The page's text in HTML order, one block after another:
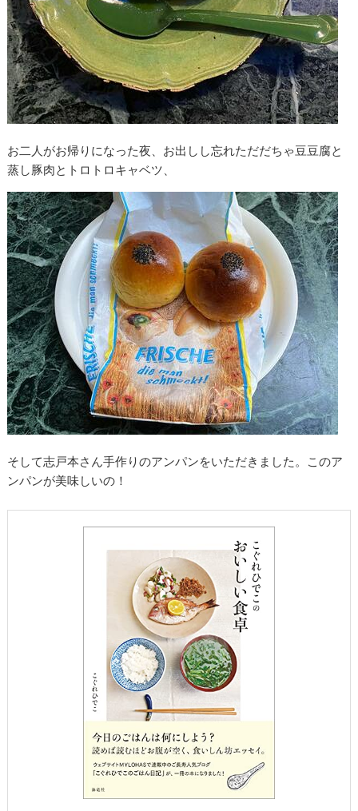
お二人がお帰りになった夜、お出しし忘れただだちゃ豆豆腐と
蒸し豚肉とトロトロキャベツ、
そして志戸本さん手作りのアンパンをいただきました。このア
ンパンが美味しいの！